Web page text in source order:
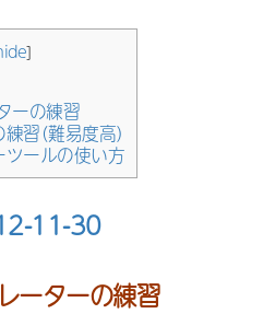
]
ーの練習
習（難易度高）
ールの使い方
11-30
ーターの練習